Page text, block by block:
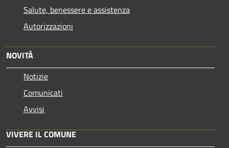
Salute, benessere e assistenza
Autorizzazioni
NOVITÀ
Notizie
Comunicati
Avvisi
VIVERE IL COMUNE